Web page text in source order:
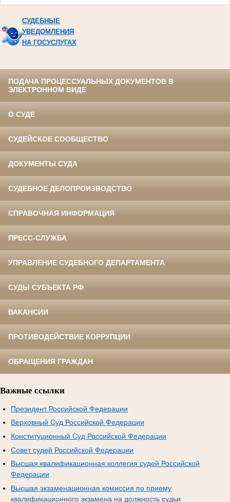
СУДЕБНЫЕ
УВЕДОМЛЕНИЯ
НА ГОСУСЛУГАХ
ПОДАЧА ПРОЦЕССУАЛЬНЫХ ДОКУМЕНТОВ В
ЭЛЕКТРОННОМ ВИДЕ
О СУДЕ
СУДЕЙСКОЕ СООБЩЕСТВО
ДОКУМЕНТЫ СУДА
СУДЕБНОЕ ДЕЛОПРОИЗВОДСТВО
СПРАВОЧНАЯ ИНФОРМАЦИЯ
ПРЕСС-СЛУЖБА
УПРАВЛЕНИЕ СУДЕБНОГО ДЕПАРТАМЕНТА
СУДЫ СУБЪЕКТА РФ
ВАКАНСИИ
ПРОТИВОДЕЙСТВИЕ КОРРУПЦИИ
ОБРАЩЕНИЯ ГРАЖДАН
Важные ссылки
Президент Российской Федерации
Верховный Суд Российской Федерации
Конституционный Суд Российской Федерации
Совет судей Российской Федерации
Высшая квалификационная коллегия судей Российской
Федерации
Высшая экзаменационная комиссия по приему
квалификационного экзамена на должность судьи